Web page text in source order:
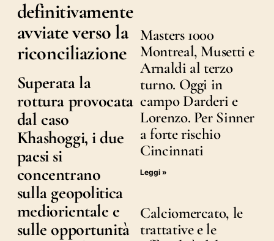
definitivamente
avviate verso la
riconciliazione
Superata la
rottura provocata
dal caso
Khashoggi, i due
paesi si
concentrano
sulla geopolitica
mediorientale e
sulle opportunità
Masters 1000
Montreal, Musetti e
Arnaldi al terzo
turno. Oggi in
campo Darderi e
Lorenzo. Per Sinner
a forte rischio
Cincinnati
Leggi »
Calciomercato, le
trattative e le